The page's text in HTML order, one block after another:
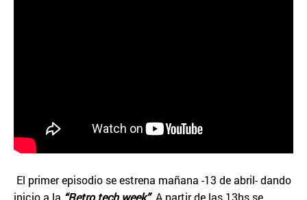
El primer episodio se estrena mañana -13 de abril- dando